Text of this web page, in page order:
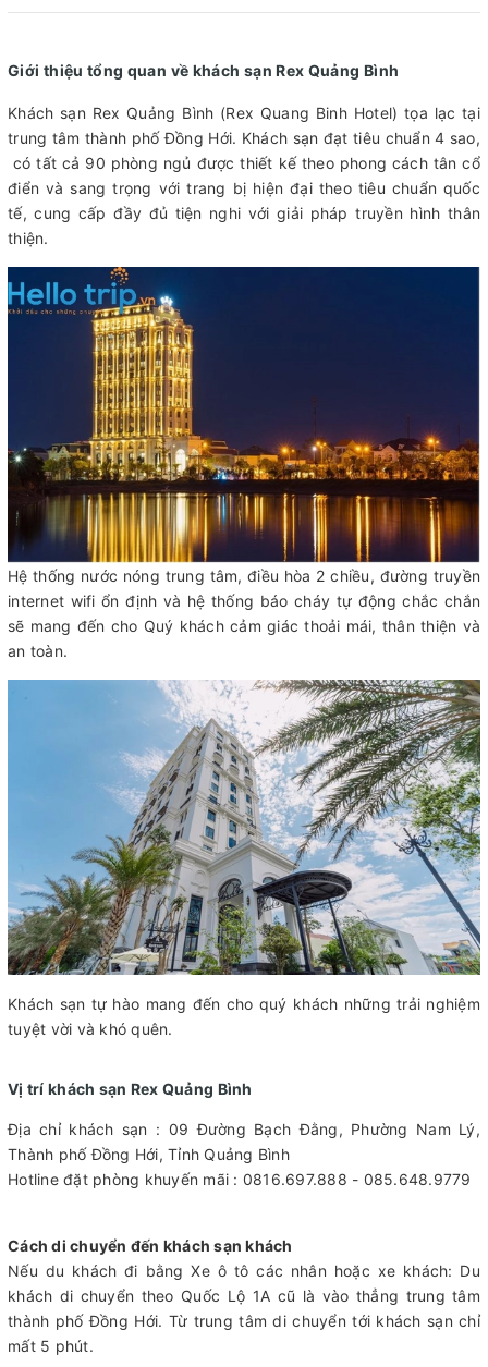
Giới thiệu tổng quan về khách sạn Rex Quảng Bình
Khách sạn Rex Quảng Bình (Rex Quang Binh Hotel) tọa lạc tại
trung tâm thành phố Đồng Hới. Khách sạn đạt tiêu chuẩn 4 sao,
có tất cả 90 phòng ngủ được thiết kế theo phong cách tân cổ
điển và sang trọng với trang bị hiện đại theo tiêu chuẩn quốc
tế, cung cấp đầy đủ tiện nghi với giải pháp truyền hình thân
thiện.
Hệ thống nước nóng trung tâm, điều hòa 2 chiều, đường truyền
internet wifi ổn định và hệ thống báo cháy tự động chắc chắn
sẽ mang đến cho Quý khách cảm giác thoải mái, thân thiện và
an toàn.
Khách sạn tự hào mang đến cho quý khách những trải nghiệm
tuyệt vời và khó quên.
Vị trí khách sạn Rex Quảng Bình
Địa chỉ khách sạn : 09 Đường Bạch Đằng, Phường Nam Lý,
Thành phố Đồng Hới, Tỉnh Quảng Bình
Hotline đặt phòng khuyến mãi : 0816.697.888 - 085.648.9779
Cách di chuyển đến khách sạn khách
Nếu du khách đi bằng Xe ô tô các nhân hoặc xe khách: Du
khách di chuyển theo Quốc Lộ 1A cũ là vào thẳng trung tâm
thành phố Đồng Hới. Từ trung tâm di chuyển tới khách sạn chỉ
mất 5 phút.